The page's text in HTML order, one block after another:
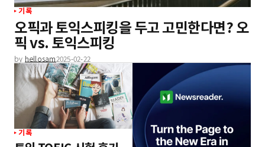
기록
오픽과 토익스피킹을 두고 고민한다면? 오
픽 vs. 토익스피킹
by hellosam2025-02-22
기록